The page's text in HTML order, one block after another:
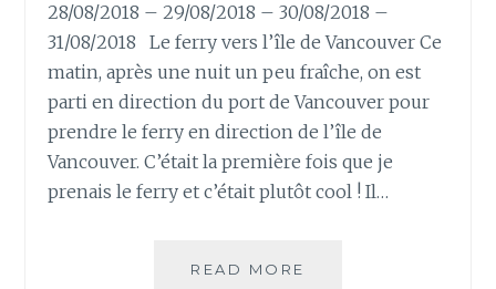
28/08/2018 – 29/08/2018 – 30/08/2018 –
31/08/2018 Le ferry vers l’île de Vancouver Ce
matin, après une nuit un peu fraîche, on est
parti en direction du port de Vancouver pour
prendre le ferry en direction de l’île de
Vancouver. C’était la première fois que je
prenais le ferry et c’était plutôt cool ! Il…
READ MORE